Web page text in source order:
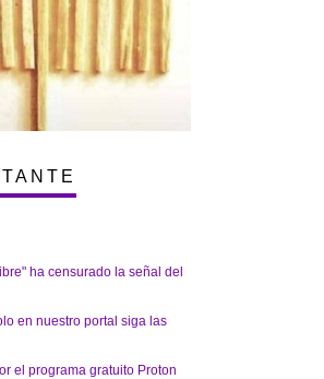
ha censurado la señal del
en nuestro portal siga las
el programa gratuito Proton